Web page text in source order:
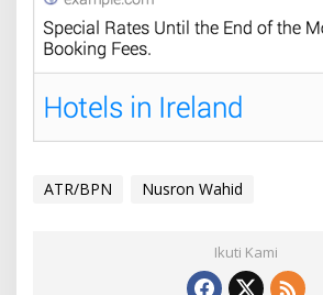
ATR/BPN Nusron Wahid
Ikuti Kami